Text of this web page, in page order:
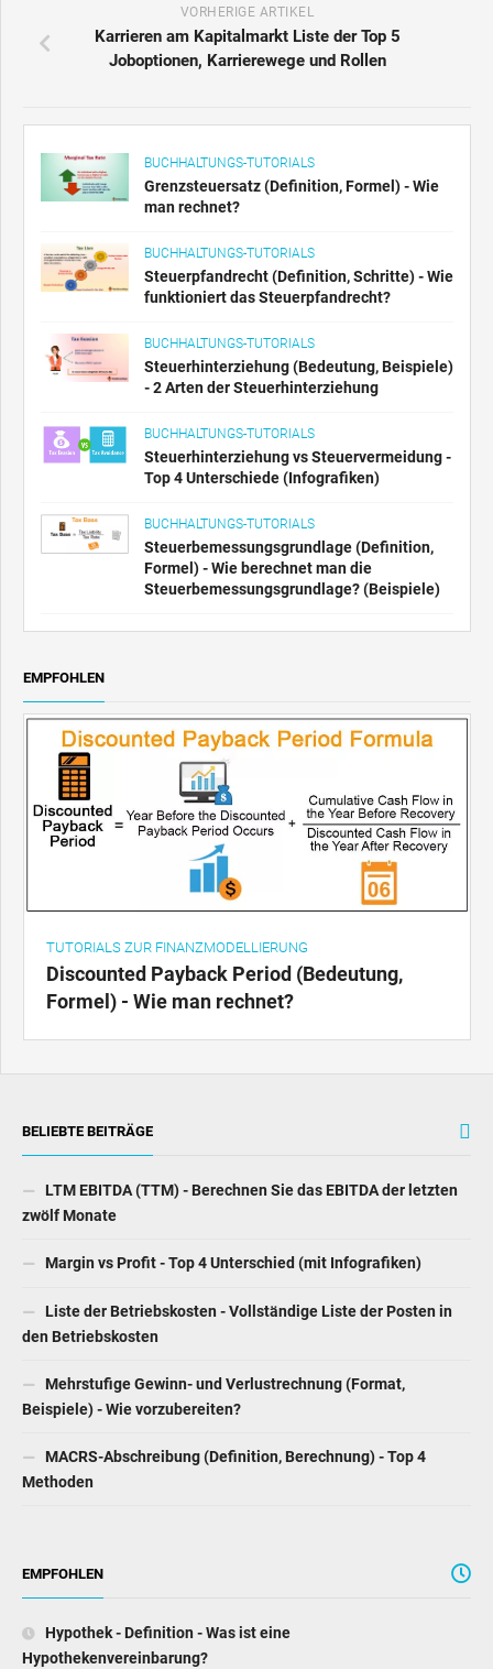
VORHERIGE ARTIKEL
Karrieren am Kapitalmarkt Liste der Top 5
Joboptionen, Karrierewege und Rollen
BUCHHALTUNGS-TUTORIALS
Grenzsteuersatz (Definition, Formel) - Wie
man rechnet?
BUCHHALTUNGS-TUTORIALS
Steuerpfandrecht (Definition, Schritte) - Wie
funktioniert das Steuerpfandrecht?
BUCHHALTUNGS-TUTORIALS
Steuerhinterziehung (Bedeutung, Beispiele)
- 2 Arten der Steuerhinterziehung
BUCHHALTUNGS-TUTORIALS
Steuerhinterziehung vs Steuervermeidung -
Top 4 Unterschiede (Infografiken)
BUCHHALTUNGS-TUTORIALS
Steuerbemessungsgrundlage (Definition,
Formel) - Wie berechnet man die
Steuerbemessungsgrundlage? (Beispiele)
EMPFOHLEN
TUTORIALS ZUR FINANZMODELLIERUNG
Discounted Payback Period (Bedeutung,
Formel) - Wie man rechnet?
BELIEBTE BEITRÄGE
LTM EBITDA (TTM) - Berechnen Sie das EBITDA der letzten
zwölf Monate
Margin vs Profit - Top 4 Unterschied (mit Infografiken)
Liste der Betriebskosten - Vollständige Liste der Posten in
den Betriebskosten
Mehrstufige Gewinn- und Verlustrechnung (Format,
Beispiele) - Wie vorzubereiten?
MACRS-Abschreibung (Definition, Berechnung) - Top 4
Methoden
EMPFOHLEN
Hypothek - Definition - Was ist eine
Hypothekenvereinbarung?